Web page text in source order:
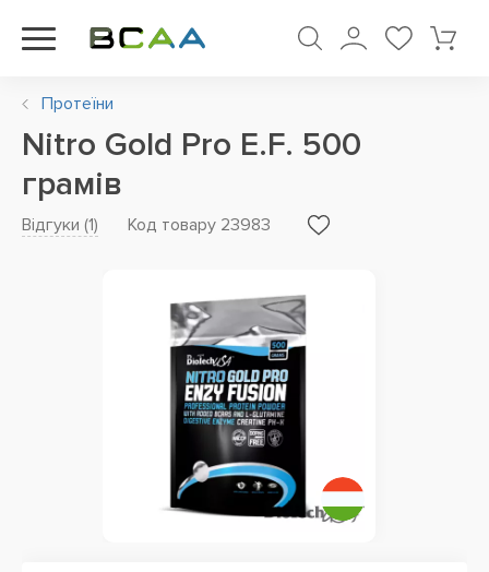
Протеїни
Nitro Gold Pro E.F. 500
грамів
Відгуки (1) Код товару 23983